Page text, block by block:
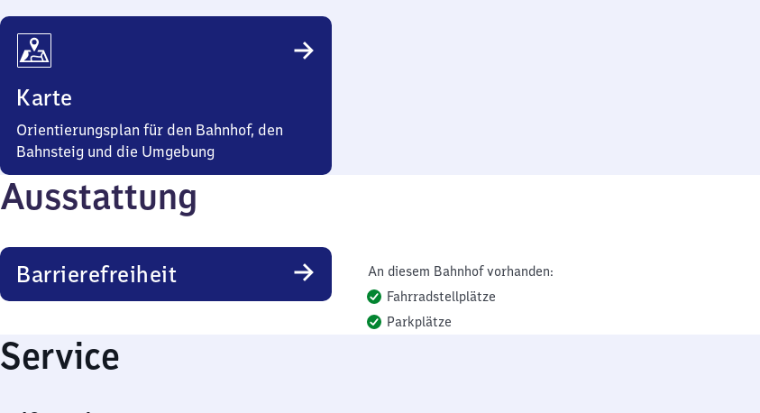
Karte
Orientierungsplan für den Bahnhof, den
Bahnsteig und die Umgebung
Ausstattung
Barrierefreiheit
An diesem Bahnhof vorhanden:
Fahrradstellplätze
Parkplätze
Service